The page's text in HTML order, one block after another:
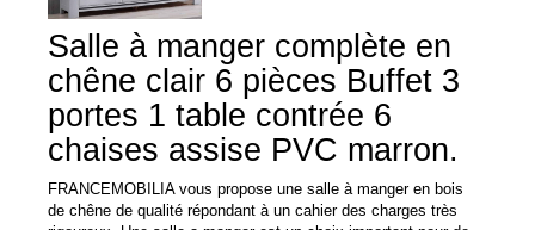
Salle à manger complète en
chêne clair 6 pièces Buffet 3
portes 1 table contrée 6
chaises assise PVC marron.
FRANCEMOBILIA vous propose une salle à manger en bois
de chêne de qualité répondant à un cahier des charges très